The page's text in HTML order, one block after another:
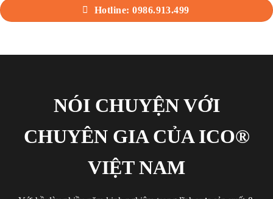
Hotline: 0986.913.499
NÓI CHUYỆN VỚI
CHUYÊN GIA CỦA ICO®
VIỆT NAM